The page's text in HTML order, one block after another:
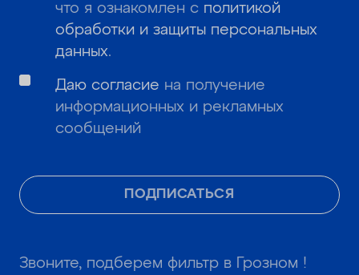
ПОДПИСАТЬСЯ
что я ознакомлен с политикой
обработки и защиты персональных
данных.
Даю согласие на получение
информационных и рекламных
сообщений
Звоните, подберем фильтр в Грозном !